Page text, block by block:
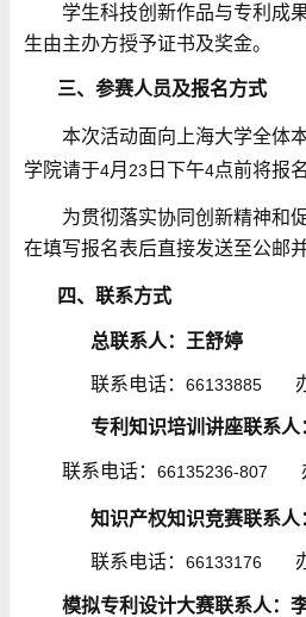
学生科技创新作品与专利成
生由主办方授予证书及奖金。
三、参赛人员及报名方式
本次活动面向上海大学全体
学院请于4月 23 日下午4点前将报
为贯彻落实协同创新精神和
在填写报名表后直接发送至公邮
四、联系方式
总联系人：王舒婷
联系电话： 66133885
专利知识培训讲座联系人
联系电话： 66135236-807
知识产权知识竞赛联系人
联系电话： 66133176
模拟专利设计大赛联系人：